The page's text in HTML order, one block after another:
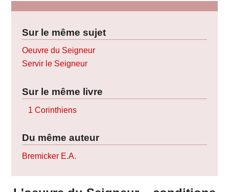
Sur le même sujet
Oeuvre du Seigneur
Servir le Seigneur
Sur le même livre
1 Corinthiens
Du même auteur
Bremicker E.A.